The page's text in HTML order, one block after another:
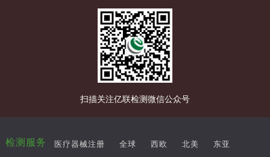
扫描关注亿联检测微信公众号
检测服务 医疗器械注册 全球 西欧 北美 东亚